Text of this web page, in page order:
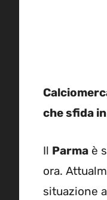
che sfida
Il Parma è
ora.
situazione